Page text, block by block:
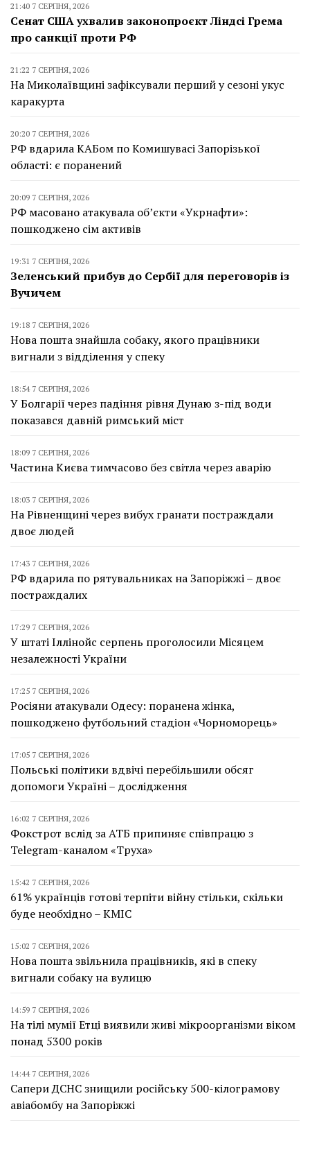
21:40 7 СЕРПНЯ, 2026
Сенат США ухвалив законопроєкт Ліндсі Грема
про санкції проти РФ
21:22 7 СЕРПНЯ, 2026
На Миколаївщині зафіксували перший у сезоні укус
каракурта
20:20 7 СЕРПНЯ, 2026
РФ вдарила КАБом по Комишувасі Запорізької
області: є поранений
20:09 7 СЕРПНЯ, 2026
РФ масовано атакувала об’єкти «Укрнафти»:
пошкоджено сім активів
19:31 7 СЕРПНЯ, 2026
Зеленський прибув до Сербії для переговорів із
Вучичем
19:18 7 СЕРПНЯ, 2026
Нова пошта знайшла собаку, якого працівники
вигнали з відділення у спеку
18:54 7 СЕРПНЯ, 2026
У Болгарії через падіння рівня Дунаю з-під води
показався давній римський міст
18:09 7 СЕРПНЯ, 2026
Частина Києва тимчасово без світла через аварію
18:03 7 СЕРПНЯ, 2026
На Рівненщині через вибух гранати постраждали
двоє людей
17:43 7 СЕРПНЯ, 2026
РФ вдарила по рятувальниках на Запоріжжі – двоє
постраждалих
17:29 7 СЕРПНЯ, 2026
У штаті Іллінойс серпень проголосили Місяцем
незалежності України
17:25 7 СЕРПНЯ, 2026
Росіяни атакували Одесу: поранена жінка,
пошкоджено футбольний стадіон «Чорноморець»
17:05 7 СЕРПНЯ, 2026
Польські політики вдвічі перебільшили обсяг
допомоги Україні – дослідження
16:02 7 СЕРПНЯ, 2026
Фокстрот вслід за АТБ припиняє співпрацю з
Telegram-каналом «Труха»
15:42 7 СЕРПНЯ, 2026
61% українців готові терпіти війну стільки, скільки
буде необхідно – КМІС
15:02 7 СЕРПНЯ, 2026
Нова пошта звільнила працівників, які в спеку
вигнали собаку на вулицю
14:59 7 СЕРПНЯ, 2026
На тілі мумії Етці виявили живі мікроорганізми віком
понад 5300 років
14:44 7 СЕРПНЯ, 2026
Сапери ДСНС знищили російську 500-кілограмову
авіабомбу на Запоріжжі